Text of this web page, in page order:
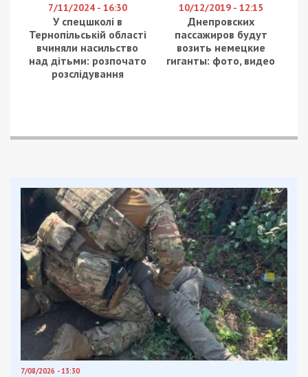
7/11/2024 - 16:30
У спецшколі в
Тернопільській області
вчиняли насильство
над дітьми: розпочато
розслідування
10/12/2019 - 12:15
Днепровских
пассажиров будут
возить немецкие
гиганты: фото, видео
7/08/2026 - 13:30